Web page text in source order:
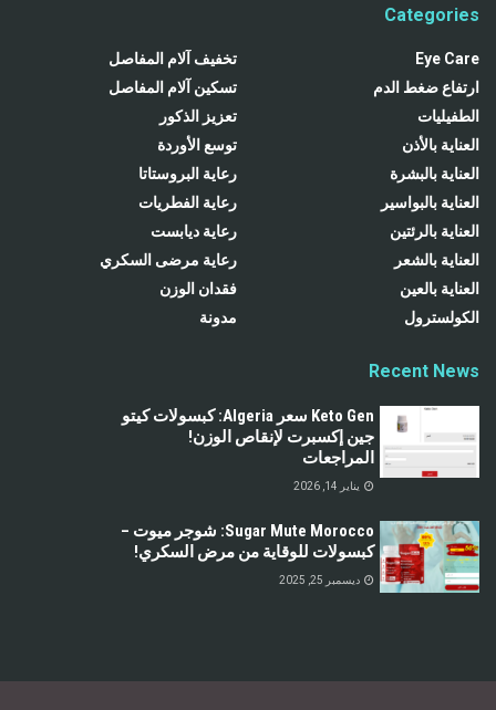
Categories
Eye Care
ارتفاع ضغط الدم
الطفيليات
العناية بالأذن
العناية بالبشرة
العناية بالبواسير
العناية بالرئتين
العناية بالشعر
العناية بالعين
الكولسترول
تخفيف آلام المفاصل
تسكين آلام المفاصل
تعزيز الذكور
توسع الأوردة
رعاية البروستاتا
رعاية الفطريات
رعاية ديابست
رعاية مرضى السكري
فقدان الوزن
مدونة
Recent News
Keto Gen سعر Algeria: كبسولات كيتو
جين إكسبرت لإنقاص الوزن!
المراجعات
يناير 14, 2026
Sugar Mute Morocco: شوجر ميوت –
كبسولات للوقاية من مرض السكري!
ديسمبر 25, 2025